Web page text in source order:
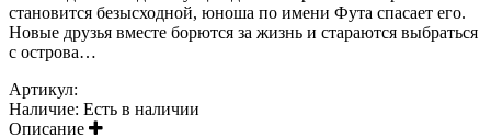
становится безысходной, юноша по имени Фута спасает его.
Новые друзья вместе борются за жизнь и стараются выбраться
с острова…
Артикул:
Наличие: Есть в наличии
Описание